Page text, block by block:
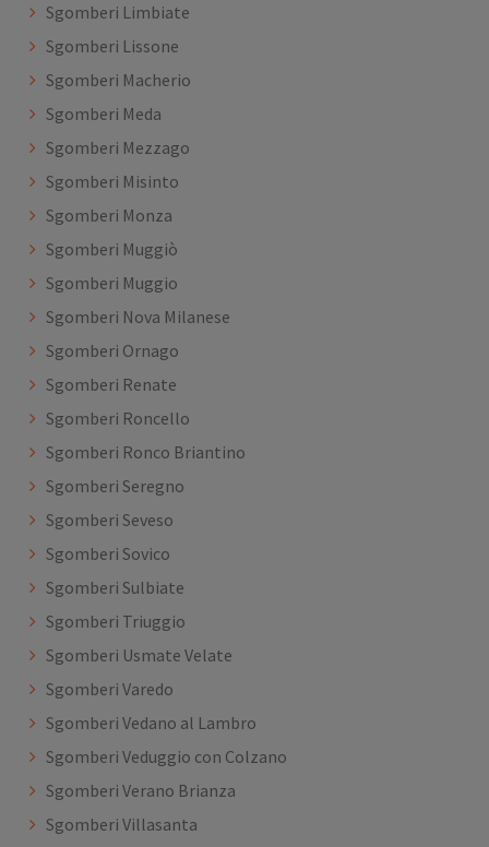
Sgomberi Limbiate
Sgomberi Lissone
Sgomberi Macherio
Sgomberi Meda
Sgomberi Mezzago
Sgomberi Misinto
Sgomberi Monza
Sgomberi Muggiò
Sgomberi Muggio
Sgomberi Nova Milanese
Sgomberi Ornago
Sgomberi Renate
Sgomberi Roncello
Sgomberi Ronco Briantino
Sgomberi Seregno
Sgomberi Seveso
Sgomberi Sovico
Sgomberi Sulbiate
Sgomberi Triuggio
Sgomberi Usmate Velate
Sgomberi Varedo
Sgomberi Vedano al Lambro
Sgomberi Veduggio con Colzano
Sgomberi Verano Brianza
Sgomberi Villasanta